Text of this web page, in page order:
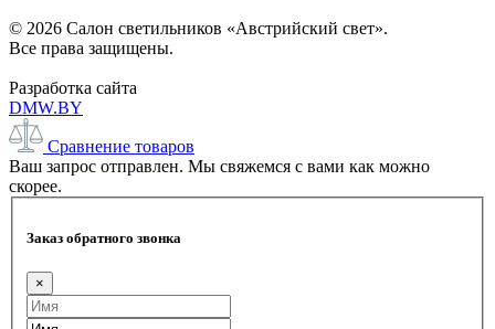
© 2026 Салон светильников «Австрийский свет».
Все права защищены.
Разработка сайта
DMW.BY
Сравнение товаров
Ваш запрос отправлен. Мы свяжемся с вами как можно
скорее.
Заказ обратного звонка
×